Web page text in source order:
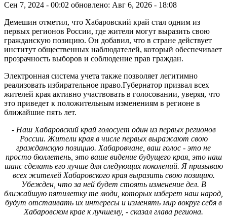
Сен 7, 2024 - 00:02 обновлено: Авг 6, 2026 - 18:08
Демешин отметил, что Хабаровский край стал одним из
первых регионов России, где жители могут выразить свою
гражданскую позицию. Он добавил, что в стране действует
институт общественных наблюдателей, который обеспечивает
прозрачность выборов и соблюдение прав граждан.
Электронная система учета также позволяет легитимно
реализовать избирательное право.Губернатор призвал всех
жителей края активно участвовать в голосовании, уверяя, что
это приведет к положительным изменениям в регионе в
ближайшие пять лет.
- Наш Хабаровский край голосует один из первых регионов
России. Жители края в числе первых выражают свою
гражданскую позицию. Хабаровчане, ваш голос - это не
просто бюллетень, это ваше видение будущего края, это наш
шанс сделать его лучше для следующих поколений. Я призываю
всех жителей Хабаровского края выразить свою позицию.
Убежден, что за ней будет стоять изменение дел. В
ближайшую пятилетку те люди, которых изберет наш народ,
будут отстаивать их интересы и изменять мир вокруг себя в
Хабаровском крае к лучшему, - сказал глава региона.